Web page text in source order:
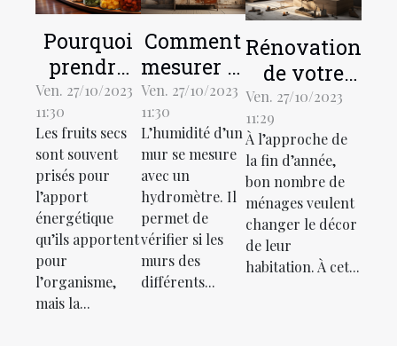
Pourquoi
prendre
du fruit
Ven. 27/10/2023
11:30
Les fruits secs
sont souvent
prisés pour
l’apport
énergétique
qu’ils apportent
pour
l’organisme,
mais la...
Comment
mesurer et
traiter les
murs
humides ?
Ven. 27/10/2023
11:30
L’humidité d’un
mur se mesure
avec un
hydromètre. Il
permet de
vérifier si les
murs des
différents...
Rénovation
de votre
salle de
comment
faire ?
Ven. 27/10/2023
11:29
À l’approche de
la fin d’année,
bon nombre de
ménages veulent
changer le décor
de leur
habitation. À cet...